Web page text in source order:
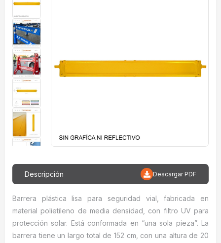
Descripción Descargar PDF
Barrera plástica lisa para seguridad vial, fabricada en
material polietileno de media densidad, con filtro UV para
protección solar. Está conformada en “una sola pieza”. La
barrera tiene un largo total de 152 cm, con una altura de 20